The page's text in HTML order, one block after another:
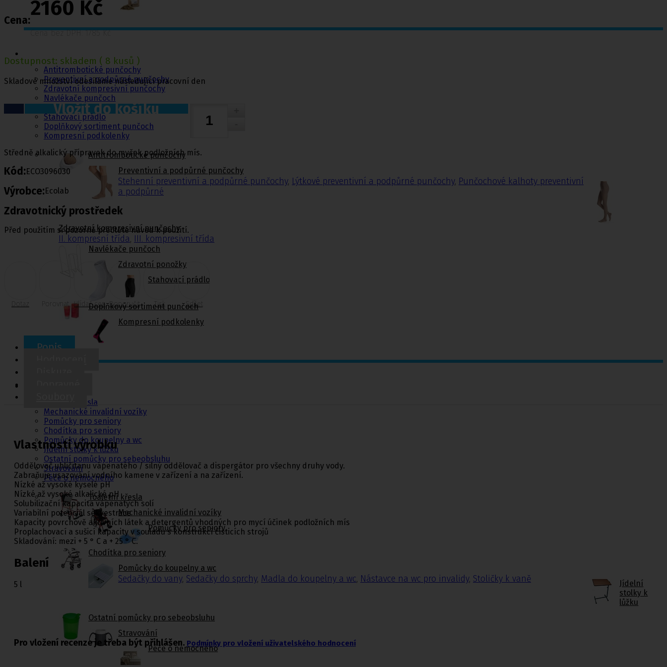
Antitrombotické punčochy
Preventivní a podpůrné punčochy
Zdravotní kompresivní punčochy
Navlékače punčoch
Zdravotní ponožky
Stahovací prádlo
Doplňkový sortiment punčoch
Kompresní podkolenky
Antitrombotické punčochy
Preventivní a podpůrné punčochy
Stehenní preventivní a podpůrné punčochy, Lýtkové preventivní a podpůrné punčochy, Punčochové kalhoty preventivní
a podpůrné
Zdravotní kompresivní punčochy
II. kompresní třída, III. kompresivní třída
Navlékače punčoch
Zdravotní ponožky
Stahovací prádlo
Doplňkový sortiment punčoch
Kompresní podkolenky
Toaletní křesla
Mechanické invalidní vozíky
Pomůcky pro seniory
Chodítka pro seniory
Pomůcky do koupelny a wc
Jídelní stolky k lůžku
Ostatní pomůcky pro sebeobsluhu
Stravování
Péče o nemocného
Toaletní křesla
Mechanické invalidní vozíky
Pomůcky pro seniory
Chodítka pro seniory
Pomůcky do koupelny a wc
Sedačky do vany, Sedačky do sprchy, Madla do koupelny a wc, Nástavce na wc pro invalidy, Stoličky k vaně
Jídelní
stolky k
lůžku
Ostatní pomůcky pro sebeobsluhu
Stravování
Péče o nemocného
Cena:
2160 Kč
Cena bez DPH: 1785 Kč
Dostupnost: skladem ( 8 kusů )
Skladové množství odesíláme následující pracovní den
Vložit do košíku
Středně alkalický přípravek do myček podložních mís.
Kód:ECO3096030
Výrobce:Ecolab
Zdravotnický prostředek
Před použitím si pozorně přečtěte návod k použití.
Dotaz Porovnat Hlídač cen Doporučit Tisk Sdílet
Popis
Vlastnosti výrobku
Oddělovač uhličitanu vápenatého / silný oddělovač a dispergátor pro všechny druhy vody.
Zabraňuje usazování vodního kamene v zařízení a na zařízení.
Nízké až vysoké kyselé pH
Nízké až vysoké alkalické pH
Solubilizační kapacita vápenatých solí
Variabilní potenciál sekvestrace
Kapacity povrchově aktivních látek a detergentů vhodných pro mycí účinek podložních mís
Proplachovací a sušicí kapacity v souladu s konstrukcí čisticích strojů
Skladování: mezi + 5 ° C a + 25 ° C.
Balení
5 l
Pro vložení recenze je třeba být přihlášen. Podmínky pro vložení uživatelského hodnocení